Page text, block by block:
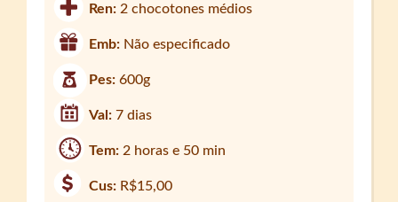
Ren: 2 chocotones médios
Emb: Não especificado
Pes:600g
Val:7 dias
Tem: 2 horas e 50 min
Cus: R$15,00